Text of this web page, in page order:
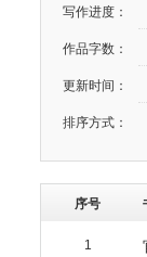
写作进度：
作品字数：
更新时间：
排序方式：
序号
1